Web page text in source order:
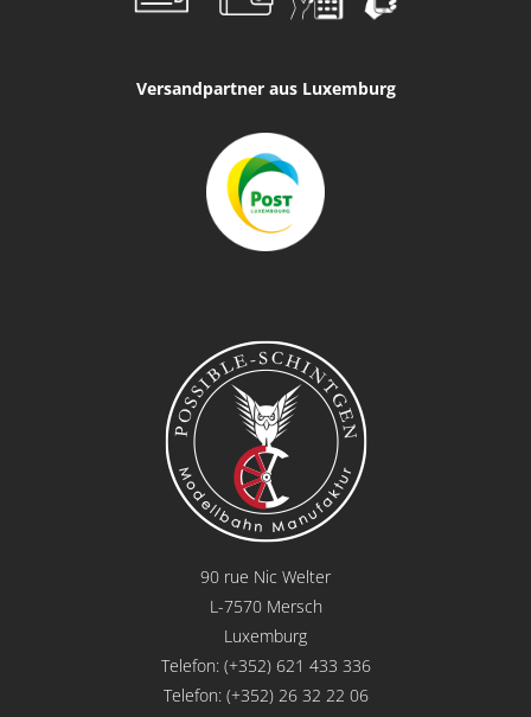
Versandpartner aus Luxemburg
90 rue Nic Welter
L-7570 Mersch
Luxemburg
Telefon: (+352) 621 433 336
Telefon: (+352) 26 32 22 06